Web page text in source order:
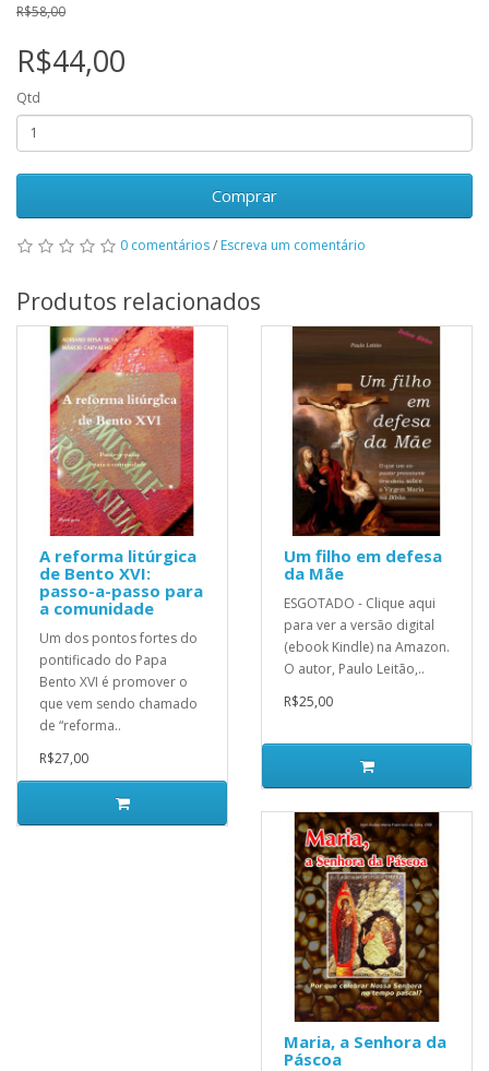
R$58,00
R$44,00
Qtd
Comprar
0 comentários/ Escreva um comentário
Produtos relacionados
A reforma litúrgica
de Bento XVI:
passo-a-passo para
a comunidade
Um dos pontos fortes do
pontificado do Papa
Bento XVI é promover o
que vem sendo chamado
de “reforma..
R$27,00
Um filho em defesa
da Mãe
ESGOTADO - Clique aqui
para ver a versão digital
(ebook Kindle) na Amazon.
O autor, Paulo Leitão,..
R$25,00
Maria, a Senhora da
Páscoa